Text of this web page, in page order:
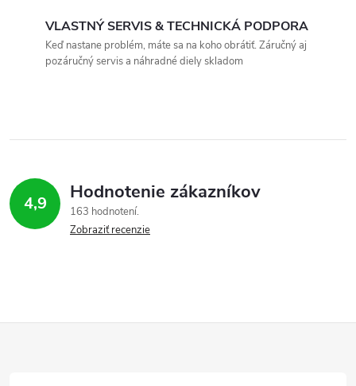
VLASTNÝ SERVIS & TECHNICKÁ PODPORA
Keď nastane problém, máte sa na koho obrátiť. Záručný aj
pozáručný servis a náhradné diely skladom
4,9 Hodnotenie zákazníkov
163 hodnotení
Zobraziť recenzie